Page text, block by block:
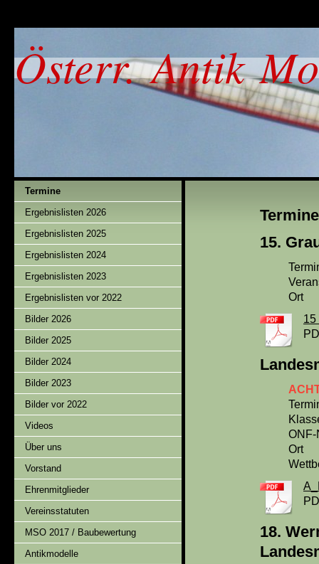
Österr. Antik
Termine
Ergebnislisten 2026
Ergebnislisten 2025
Ergebnislisten 2024
Ergebnislisten 2023
Ergebnislisten vor 2022
Bilder 2026
Bilder 2025
Bilder 2024
Bilder 2023
Bilder vor 2022
Videos
Über uns
Vorstand
Ehrenmitglieder
Vereinsstatuten
MSO 2017 / Baubewertung
Antikmodelle
15.
Ort :
15
ONF-
Ort :
18.